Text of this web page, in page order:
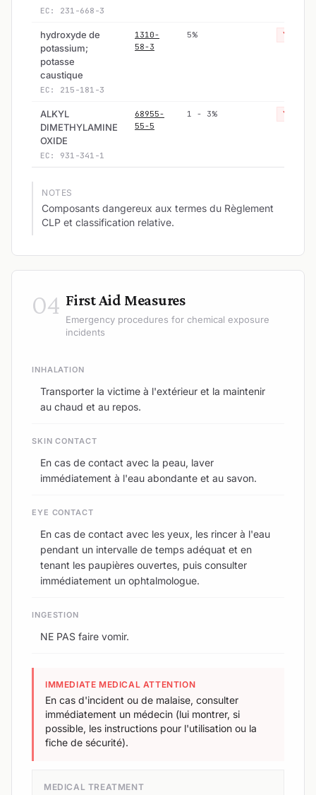
EC: 231-668-3
hydroxyde de
potassium;
potasse
caustique
EC: 215-181-3
1310-
58-3
5% Yes
ALKYL
DIMETHYLAMINE
OXIDE
EC: 931-341-1
68955-
55-5
1 - 3% Yes
NOTES
Composants dangereux aux termes du Règlement
CLP et classification relative.
04 First Aid Measures
Emergency procedures for chemical exposure
incidents
INHALATION
Transporter la victime à l'extérieur et la maintenir
au chaud et au repos.
SKIN CONTACT
En cas de contact avec la peau, laver
immédiatement à l'eau abondante et au savon.
EYE CONTACT
En cas de contact avec les yeux, les rincer à l'eau
pendant un intervalle de temps adéquat et en
tenant les paupières ouvertes, puis consulter
immédiatement un ophtalmologue.
INGESTION
NE PAS faire vomir.
IMMEDIATE MEDICAL ATTENTION
En cas d'incident ou de malaise, consulter
immédiatement un médecin (lui montrer, si
possible, les instructions pour l'utilisation ou la
fiche de sécurité).
MEDICAL TREATMENT